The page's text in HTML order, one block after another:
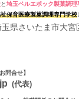
と埼玉ベルエポック製菓調理
保育医療製菓調理専門学校
県さいたま市大宮
問合せ】
(代表)